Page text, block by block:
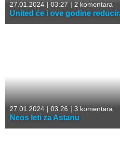
27.01.2024 | 03:27 | 2 komentara
United će i ove godine
27.01.2024 | 03:26 | 3 komentara
Neos leti za Astanu